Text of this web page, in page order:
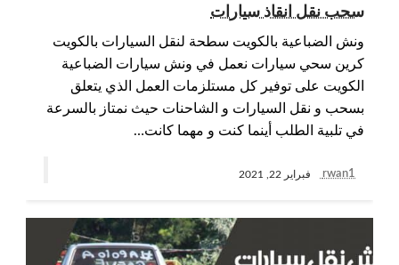
سحب نقل انقاذ سيارات
ونش الضباعية بالكويت سطحة لنقل السيارات بالكويت
كرين سحي سيارات نعمل في ونش سيارات الضباعية
الكويت على توفير كل مستلزمات العمل الذي يتعلق
بسحب و نقل السيارات و الشاحنات حيث نمتاز بالسرعة
في تلبية الطلب أينما كنت و مهما كانت…
rwan1 فبراير 22, 2021